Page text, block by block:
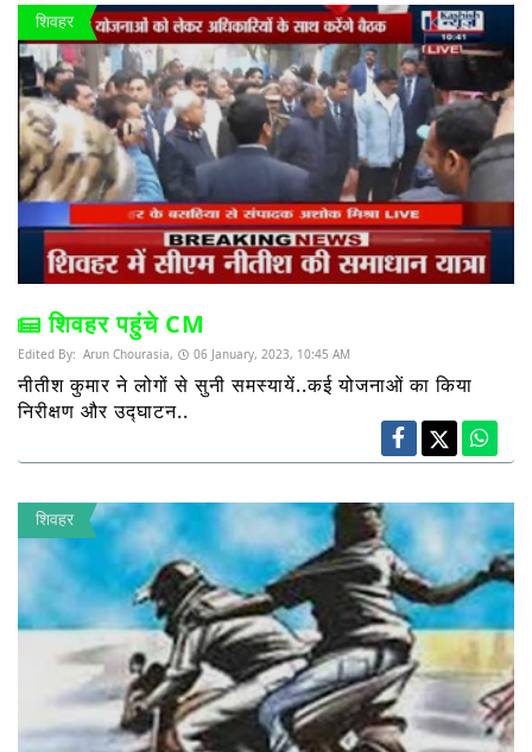
शिवहर
शिवहर पहुंचे CM
Edited By: Arun Chourasia, 06 January, 2023, 10:45 AM
नीतीश कुमार ने लोगों से सुनी समस्यायें..कई योजनाओं का किया
निरीक्षण और उद्घाटन..
शिवहर